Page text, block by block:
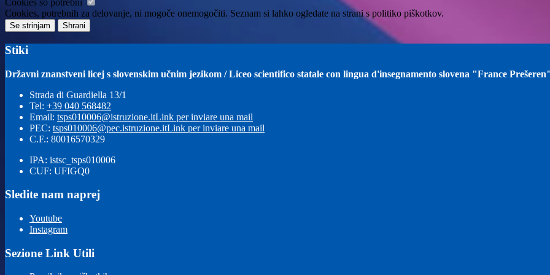
Cookies so potrebni
Cookies, potrebnih za delovanje, ni mogoče onemogočiti. Seznam si lahko ogledate na strani s politiko piškotkov.
Se strinjam Shrani
Stiki
Državni znanstveni licej s slovenskim učnim jezikom / Liceo scientifico statale con lingua d'insegnamento slovena "France
Strada di Guardiella 13/1
Tel: +39 040 568482
Email: tsps010006@istruzione.itLink per inviare una mail
PEC: tsps010006@pec.istruzione.itLink per inviare una mail
C.F.: 80016570329
IPA: istsc_tsps010006
CUF: UFIGQ0
Sledite nam naprej
Youtube
Instagram
Sezione Link Utili